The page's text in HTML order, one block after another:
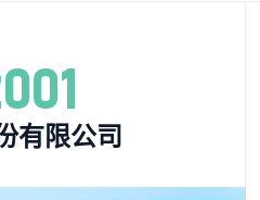
有限公司